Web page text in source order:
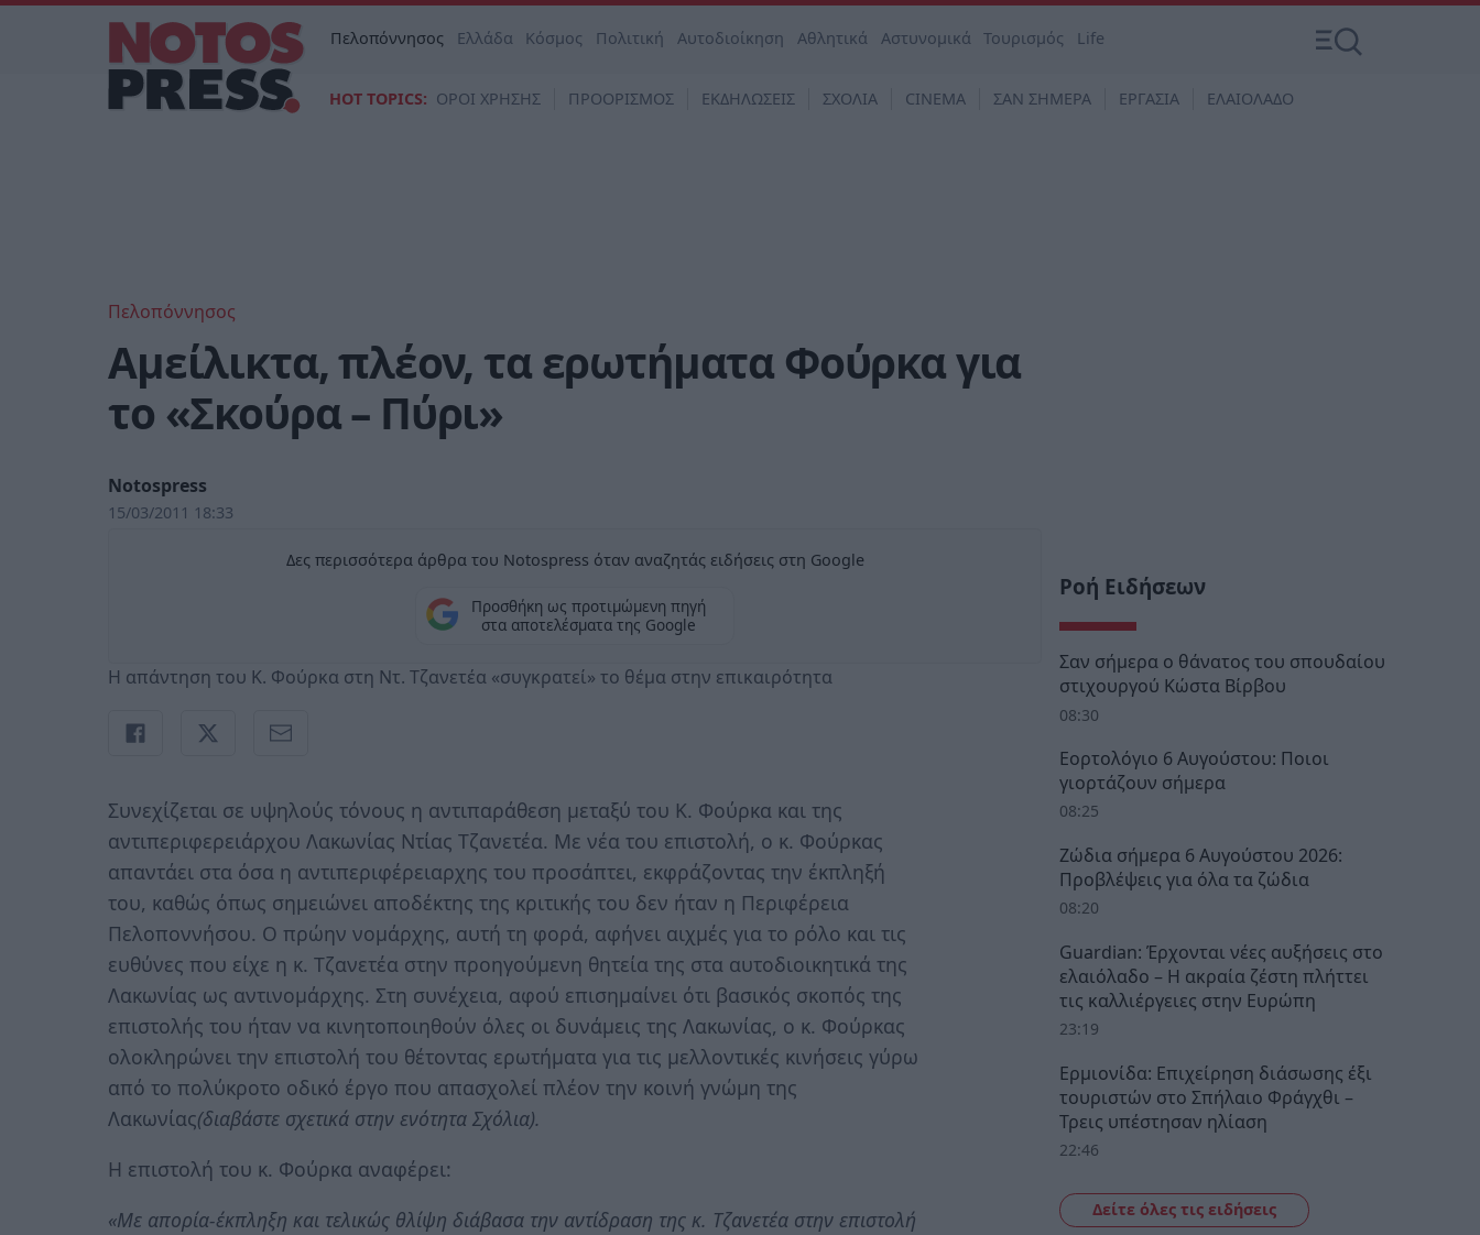
Πελοπόννησος Ελλάδα Κόσμος Πολιτική Αυτοδιοίκηση Αθλητικά Αστυνομικά Τουρισμός Life
HOT TOPICS: ΟΡΟΙ ΧΡΗΣΗΣ ΠΡΟΟΡΙΣΜΟΣ ΕΚΔΗΛΩΣΕΙΣ ΣΧΟΛΙΑ CINEMA ΣΑΝ ΣΗΜΕΡΑ ΕΡΓΑΣΙΑ ΕΛΑΙΟΛΑΔΟ
Πελοπόννησος
Αμείλικτα, πλέον, τα ερωτήματα Φούρκα για
το «Σκούρα – Πύρι»
Notospress
15/03/2011 18:33
Δες περισσότερα άρθρα του Notospress όταν αναζητάς ειδήσεις στη Google
Προσθήκη ως προτιμώμενη πηγή
στα αποτελέσματα της Google
Η απάντηση του Κ. Φούρκα στη Ντ. Τζανετέα «συγκρατεί» το θέμα στην επικαιρότητα
Συνεχίζεται σε υψηλούς τόνους η αντιπαράθεση μεταξύ του Κ. Φούρκα και της
αντιπεριφερειάρχου Λακωνίας Ντίας Τζανετέα. Με νέα του επιστολή, ο κ. Φούρκας
απαντάει στα όσα η αντιπεριφέρειαρχης του προσάπτει, εκφράζοντας την έκπληξή
του, καθώς όπως σημειώνει αποδέκτης της κριτικής του δεν ήταν η Περιφέρεια
Πελοποννήσου. Ο πρώην νομάρχης, αυτή τη φορά, αφήνει αιχμές για το ρόλο και τις
ευθύνες που είχε η κ. Τζανετέα στην προηγούμενη θητεία της στα αυτοδιοικητικά της
Λακωνίας ως αντινομάρχης. Στη συνέχεια, αφού επισημαίνει ότι βασικός σκοπός της
επιστολής του ήταν να κινητοποιηθούν όλες οι δυνάμεις της Λακωνίας, ο κ. Φούρκας
ολοκληρώνει την επιστολή του θέτοντας ερωτήματα για τις μελλοντικές κινήσεις γύρω
από το πολύκροτο οδικό έργο που απασχολεί πλέον την κοινή γνώμη της
Λακωνίας(διαβάστε σχετικά στην ενότητα Σχόλια).
Η επιστολή του κ. Φούρκα αναφέρει:
«Με απορία-έκπληξη και τελικώς θλίψη διάβασα την αντίδραση της κ. Τζανετέα στην επιστολή
Ροή Ειδήσεων
Σαν σήμερα ο θάνατος του σπουδαίου
στιχουργού Κώστα Βίρβου
08:30
Εορτολόγιο 6 Αυγούστου: Ποιοι
γιορτάζουν σήμερα
08:25
Ζώδια σήμερα 6 Αυγούστου 2026:
Προβλέψεις για όλα τα ζώδια
08:20
Guardian: Έρχονται νέες αυξήσεις στο
ελαιόλαδο – Η ακραία ζέστη πλήττει
τις καλλιέργειες στην Ευρώπη
23:19
Ερμιονίδα: Επιχείρηση διάσωσης έξι
τουριστών στο Σπήλαιο Φράγχθι –
Τρεις υπέστησαν ηλίαση
22:46
Δείτε όλες τις ειδήσεις